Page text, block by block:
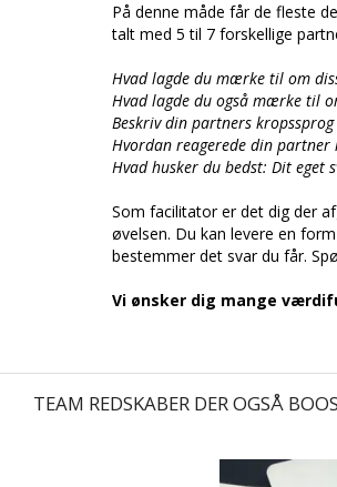
På denne måde får de fleste
talt med 5 til 7 forskellige
Hvad lagde du mærke til om
Hvad lagde du også mærke til
Beskriv din partners
Hvordan reagerede din partner
Hvad husker du bedst: Dit eget
Som facilitator er det dig der
øvelsen. Du kan levere en
bestemmer det svar du får.
Vi ønsker dig mange
TEAM REDSKABER DER OGSÅ